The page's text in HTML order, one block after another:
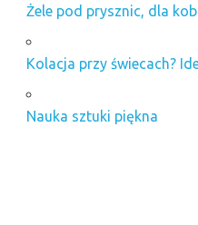
Żele pod prysznic, dla
Kolacja przy świecach?
Nauka sztuki piękna